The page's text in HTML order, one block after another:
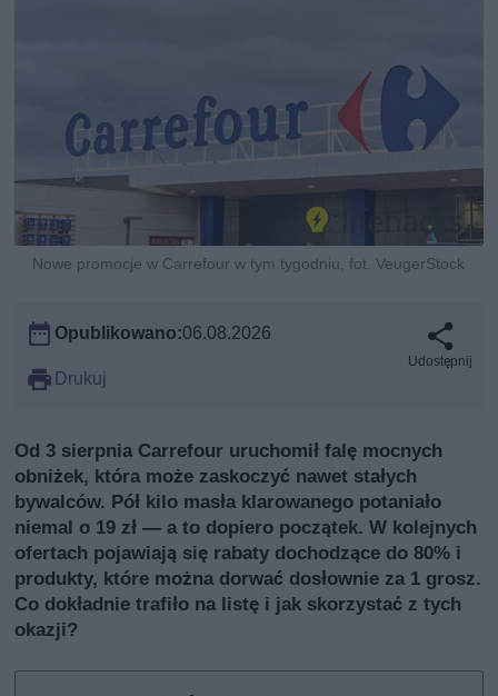
Nowe promocje w Carrefour w tym tygodniu, fot. VeugerStock
Opublikowano:06.08.2026
Drukuj
Udostępnij
Od 3 sierpnia Carrefour uruchomił falę mocnych
obniżek, która może zaskoczyć nawet stałych
bywalców. Pół kilo masła klarowanego potaniało
niemal o 19 zł — a to dopiero początek. W kolejnych
ofertach pojawiają się rabaty dochodzące do 80% i
produkty, które można dorwać dosłownie za 1 grosz.
Co dokładnie trafiło na listę i jak skorzystać z tych
okazji?